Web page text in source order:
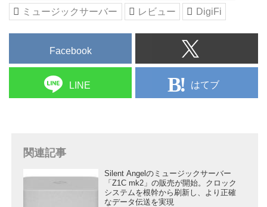
ミュージックサーバー
レビュー DigiFi
Facebook
LINE はてブ
関連記事
Silent Angelのミュージックサーバー
「Z1C mk2」の販売が開始。クロック
システムを根幹から刷新し、より正確
なデータ伝送を実現